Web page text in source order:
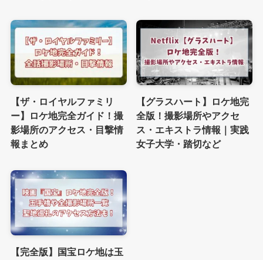
【ザ・ロイヤルファミリ
ー】ロケ地完全ガイド！撮
影場所のアクセス・目撃情
報まとめ
【グラスハート】ロケ地完
全版！撮影場所やアクセ
ス・エキストラ情報｜実践
女子大学・踏切など
【完全版】国宝ロケ地は玉